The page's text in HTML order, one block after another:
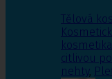
Tělová
kosmetika
citlivou
nehty,